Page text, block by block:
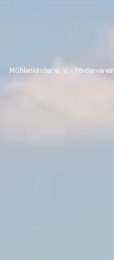
Mühlenkinder e. V. -